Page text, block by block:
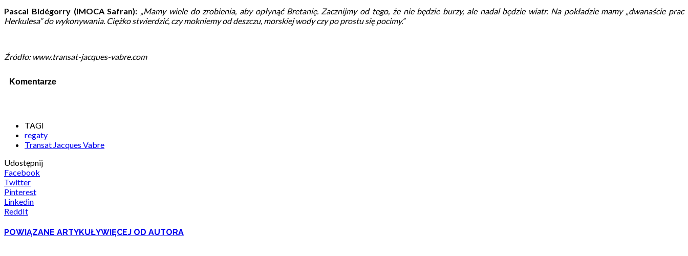
Pascal Bidégorry (IMOCA Safran): „Mamy wiele do zrobienia, aby opłynąć Bretanię. Zacznijmy od tego, że nie będzie burzy, ale nadal będzie wiatr. Na pokładzie mamy „dwanaście prac
Herkulesa” do wykonywania. Ciężko stwierdzić, czy mokniemy od deszczu, morskiej wody czy po prostu się pocimy.”
Źródło: www.transat-jacques-vabre.com
Komentarze
TAGI
regaty
Transat Jacques Vabre
Udostępnij
Facebook
Twitter
Pinterest
Linkedin
ReddIt
POWIĄZANE ARTYKUŁYWIĘCEJ OD AUTORA